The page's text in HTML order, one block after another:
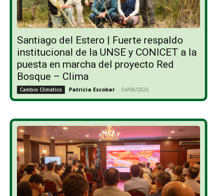
Santiago del Estero | Fuerte respaldo
institucional de la UNSE y CONICET a la
puesta en marcha del proyecto Red
Bosque – Clima
Cambio Climático Patricia Escobar - 04/08/2026